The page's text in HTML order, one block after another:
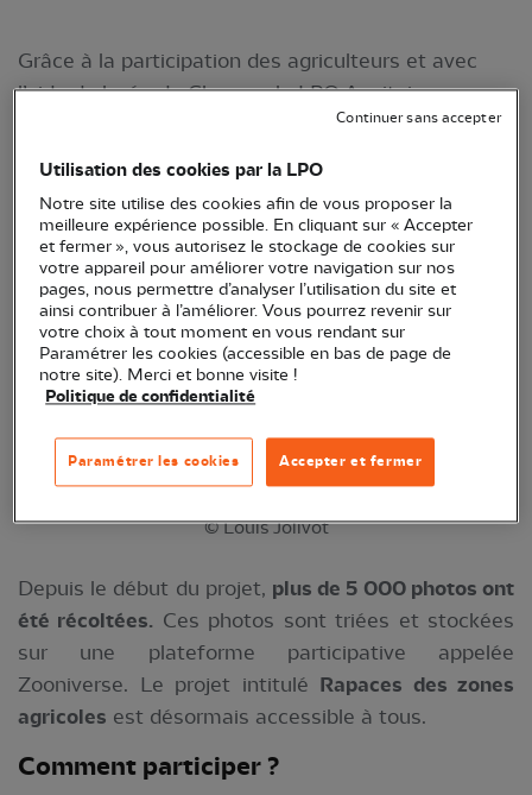
Grâce à la participation des agriculteurs et avec
l’aide du lycée du Cluzeau, la LPO Aquitaine a
8 perchoirs équipés de pièges photos sur le
plateau agricole du sud Dordogne.
etidentifier leurs proiesdans le cadre du
programme agriculture et biodiversité.
© Louis Jolivot
Depuis le début du projet, plus de 5 000 photos ont
été récoltées. Ces photos sont triées et stockées
sur une plateforme participative appelée
Zooniverse. Le projet intitulé Rapaces des zones
agricoles est désormais accessible à tous.
Comment participer ?
Utilisation des cookies par la LPO
Notre site utilise des cookies afin de vous proposer la
meilleure expérience possible. En cliquant sur « Accepter
et fermer », vous autorisez le stockage de cookies sur
votre appareil pour améliorer votre navigation sur nos
pages, nous permettre d’analyser l’utilisation du site et
ainsi contribuer à l’améliorer. Vous pourrez revenir sur
votre choix à tout moment en vous rendant sur
Paramétrer les cookies (accessible en bas de page de
notre site). Merci et bonne visite !
Politique de confidentialité
Accepter et fermer
Paramétrer les cookies
Continuer sans accepter